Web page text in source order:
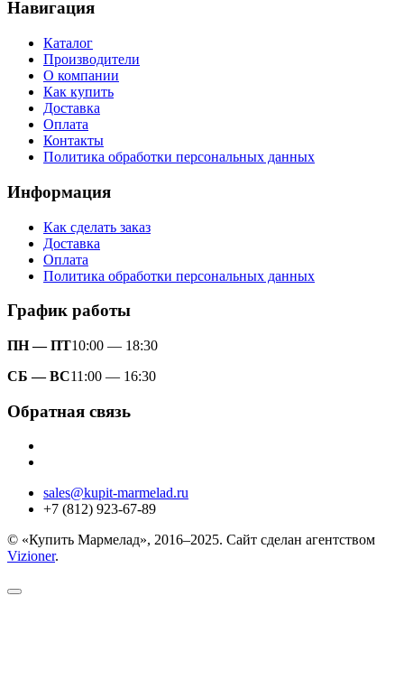
Навигация
Каталог
Производители
О компании
Как купить
Доставка
Оплата
Контакты
Политика обработки персональных данных
Информация
Как сделать заказ
Доставка
Оплата
Политика обработки персональных данных
График работы
ПН — ПТ10:00 — 18:30
СБ — ВС11:00 — 16:30
Обратная связь
sales@kupit-marmelad.ru
+7 (812) 923-67-89
© «Купить Мармелад», 2016–2025. Сайт сделан агентством
Vizioner.